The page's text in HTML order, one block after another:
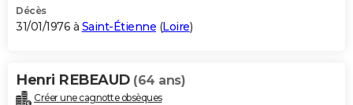
Décès
31/01/1976 à Saint-Étienne (Loire)
Henri REBEAUD (64 ans)
Créer une cagnotte obsèques